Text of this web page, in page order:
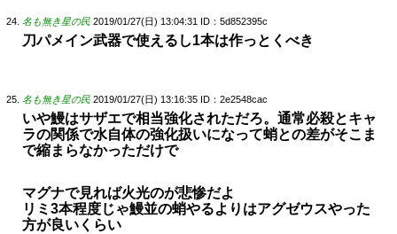
名も無き星の民 2019/01/27(日) 13:04:31 ID：5d852395c
刀パメイン武器で使えるし1本は作っとくべき
名も無き星の民 2019/01/27(日) 13:16:35 ID：2e2548cac
いや鰻はサザエで相当強化されただろ。通常必殺とキャ
ラの関係で水自体の強化扱いになって蛸との差がそこま
で縮まらなかっただけで
マグナで見れば火光のが悲惨だよ
リミ3本程度じゃ鰻並の蛸やるよりはアグゼウスやった
方が良いくらい